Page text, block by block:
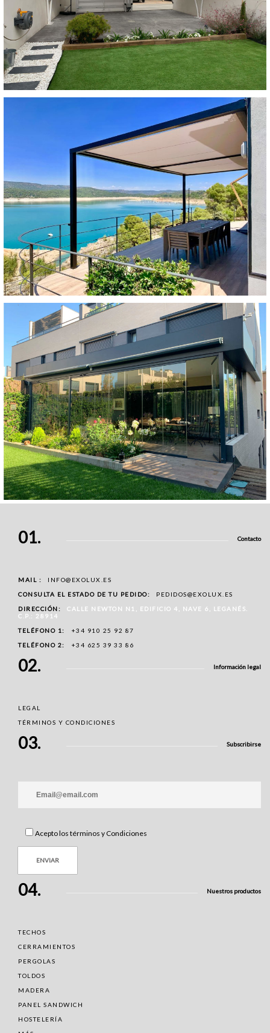
Terraza exterior
Cubierta de garaje textil
Toldos del tipo veranda incorporados en una
estructura de aluminio
Cubierta fija de panel sándwich y cortinas de
01. Contacto
MAIL :
INFO@EXOLUX.ES
CONSULTA EL ESTADO DE TU PEDIDO:
PEDIDOS@EXOLUX.ES
DIRECCIÓN:
CALLE NEWTON N1, EDIFICIO 4, NAVE 6, LEGANÉS.
C.P.: 28914
TELÉFONO 1:
+34 910 25 92 87
TELÉFONO 2:
+34 625 39 33 86
02. Información legal
LEGAL
TÉRMINOS Y CONDICIONES
03. Subscribirse
Acepto los términos y Condiciones
04. Nuestros productos
TECHOS
CERRAMIENTOS
PERGOLAS
TOLDOS
MADERA
PANEL SANDWICH
HOSTELERÍA